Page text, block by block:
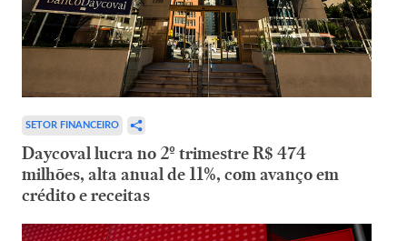
SETOR FINANCEIRO
Daycoval lucra no 2º trimestre R$ 474
milhões, alta anual de 11%, com avanço em
crédito e receitas